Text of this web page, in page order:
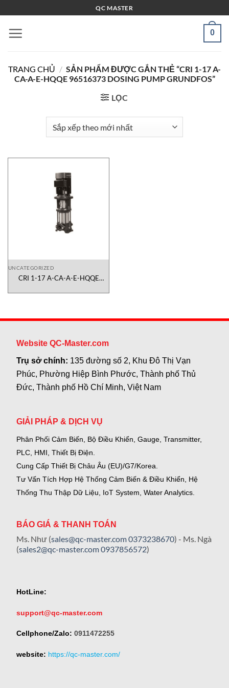
qua
nội
QC MASTER
0
TRANG CHỦ / SẢN PHẨM ĐƯỢC GẮN THẺ “CRI 1-17 A-
CA-A-E-HQQE 96516373 DOSING PUMP GRUNDFOS”
LỌC
UNCATEGORIZED
CRI 1-17 A-CA-A-E-HQQE
Pump Grundfos Vietnam
Website QC-Master.com
Trụ sở chính: 135 đường số 2, Khu Đô Thị Vạn
Phúc, Phường Hiệp Bình Phước, Thành phố Thủ
Đức, Thành phố Hồ Chí Minh, Việt Nam
GIẢI PHÁP & DỊCH VỤ
Phân Phối Cảm Biến, Bộ Điều Khiển, Gauge, Transmitter,
PLC, HMI, Thiết Bị Điện.
Cung Cấp Thiết Bị Châu Âu (EU)/G7/Korea.
Tư Vấn Tích Hợp Hệ Thống Cảm Biến & Điều Khiển, Hệ
Thống Thu Thập Dữ Liệu, IoT System, Water Analytics.
BÁO GIÁ & THANH TOÁN
Ms. Như (sales@qc-master.com0373238670) - Ms. Ngà
(sales2@qc-master.com0937856572)
HotLine:
support@qc-master.com
Cellphone/Zalo: 0911472255
website: https://qc-master.com/